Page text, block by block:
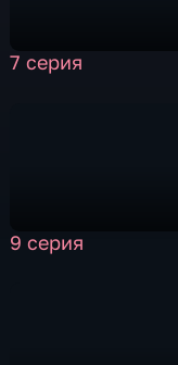
7 серия
9 серия